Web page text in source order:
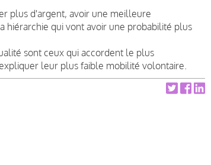
plus d'argent, avoir une meilleure
hiérarchie qui vont avoir une probabilité plus
sont ceux qui accordent le plus
leur plus faible mobilité volontaire.